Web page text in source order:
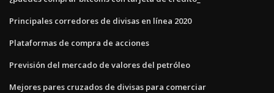
Principales corredores de divisas en línea 2020
Plataformas de compra de acciones
Previsión del mercado de valores del petróleo
Mejores pares cruzados de divisas para comerciar